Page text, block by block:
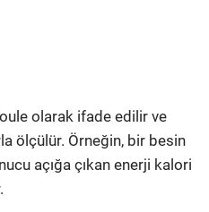
olarak ifade edilir ve
ölçülür. Örneğin, bir besin
açığa çıkan enerji kalori